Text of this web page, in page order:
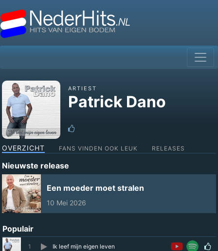
ARTIEST
Patrick Dano
OVERZICHT FANS VINDEN OOK LEUK RELEASES
Nieuwste release
Een moeder moet stralen
10 Mei 2026
Populair
1 Ik leef mijn eigen leven